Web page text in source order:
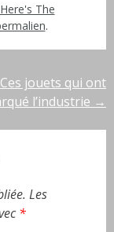
Here's The
.
Ces jouets qui ont
l’industrie →
Les
*